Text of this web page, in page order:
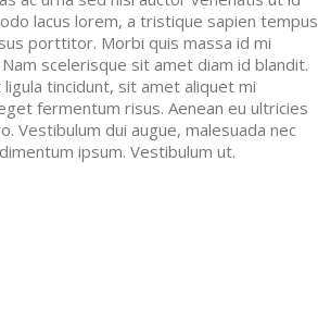
lacus lorem, a tristique sapien tempus
porttitor. Morbi quis massa id mi
scelerisque sit amet diam id blandit.
tincidunt, sit amet aliquet mi
fermentum risus. Aenean eu ultricies
Vestibulum dui augue, malesuada nec
ipsum. Vestibulum ut.